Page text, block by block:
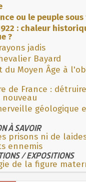
ou le peuple
: chaleur
?
jadis
Bayard
Moyen Âge à
de France :
géologique
À SAVOIR
prisons ni de
ennemis
/ EXPOSITIONS
de la figure